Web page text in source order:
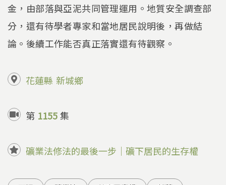
金，由部落與亞泥共同管理運用。地質安全調查部
分，還有待學者專家和當地居民說明後，再做結
論。後續工作能否真正落實還有待觀察。
花蓮縣 新城鄉
第 1155集
礦業法修法的最後一步｜礦下居民的生存權